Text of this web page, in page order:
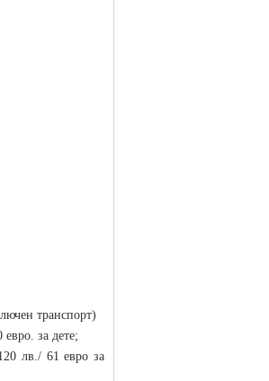
транспорт)
за дете;
лв./ 61 евро за